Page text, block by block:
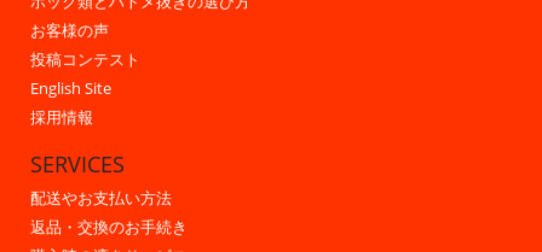
お客様の声
投稿コンテスト
English Site
採用情報
SERVICES
配送やお支払い方法
返品・交換のお手続き